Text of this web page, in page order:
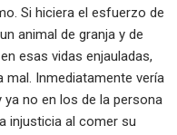
Si hiciera el esfuerzo de
animal de granja y de
esas vidas enjauladas,
mal. Inmediatamente vería
no en los de la persona
injusticia al comer su